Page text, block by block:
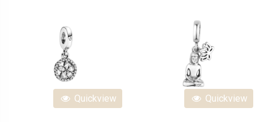
Quickview Quickview